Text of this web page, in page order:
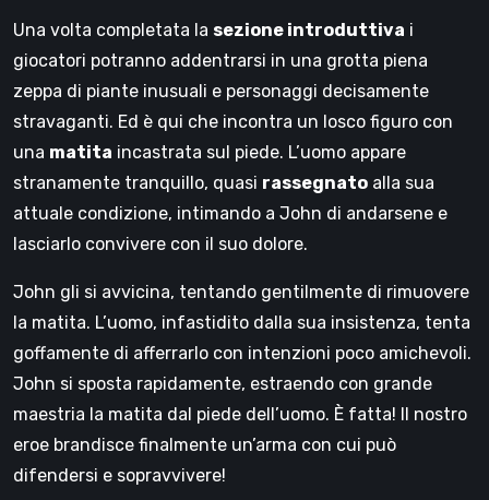
Una volta completata la sezione introduttiva i
giocatori potranno addentrarsi in una grotta piena
zeppa di piante inusuali e personaggi decisamente
stravaganti. Ed è qui che incontra un losco figuro con
una matita incastrata sul piede. L’uomo appare
stranamente tranquillo, quasi rassegnato alla sua
attuale condizione, intimando a John di andarsene e
lasciarlo convivere con il suo dolore.
John gli si avvicina, tentando gentilmente di rimuovere
la matita. L’uomo, infastidito dalla sua insistenza, tenta
goffamente di afferrarlo con intenzioni poco amichevoli.
John si sposta rapidamente, estraendo con grande
maestria la matita dal piede dell’uomo. È fatta! Il nostro
eroe brandisce finalmente un’arma con cui può
difendersi e sopravvivere!